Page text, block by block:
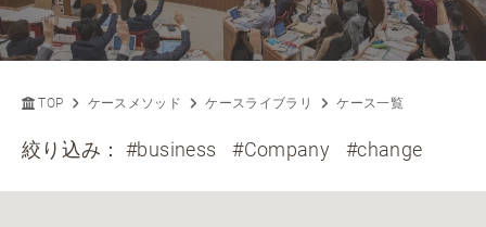
TOP ケースメソッド ケースライブラリ ケース一覧
絞り込み：#business #Company #change